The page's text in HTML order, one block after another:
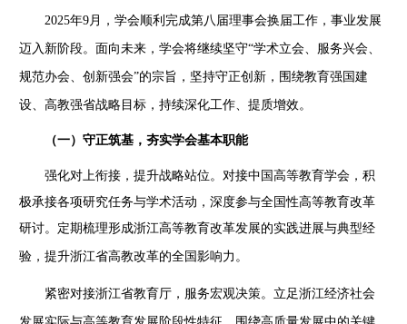
2025年9 月，学会顺利完成第八届理事会换届工作，事业发展
迈入新阶段。面向未来，学会将继续坚守“学术立会、服务兴会、
规范办会、创新强会”的宗旨，坚持守正创新，围绕教育强国建
设、高教强省战略目标，持续深化工作、提质增效。
（一）守正筑基，夯实学会基本职能
强化对上衔接，提升战略站位。对接中国高等教育学会，积
极承接各项研究任务与学术活动，深度参与全国性高等教育改革
研讨。定期梳理形成浙江高等教育改革发展的实践进展与典型经
验，提升浙江省高教改革的全国影响力。
紧密对接浙江省教育厅 ，服务宏观决策。立足浙江经济社会